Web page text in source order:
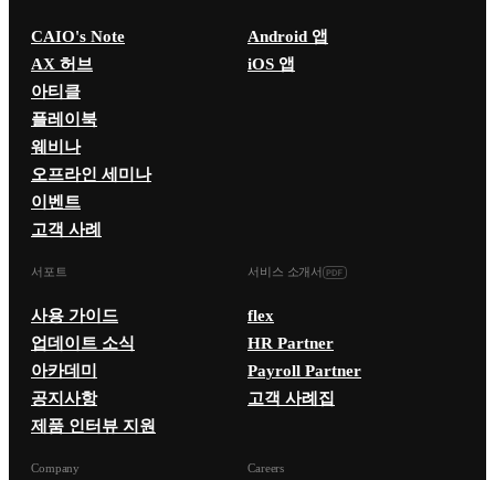
CAIO's Note
AX 허브
아티클
플레이북
웨비나
오프라인 세미나
이벤트
고객 사례
Android 앱
iOS 앱
서포트
사용 가이드
업데이트 소식
아카데미
공지사항
제품 인터뷰 지원
서비스 소개서
flex
HR Partner
Payroll Partner
고객 사례집
Company Careers